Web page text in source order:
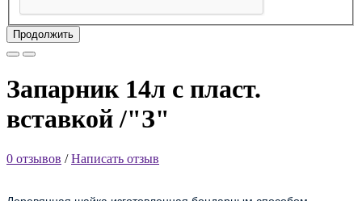
Продолжить
Запарник 14л с пласт.
вставкой /"З"
0 отзывов /Написать отзыв